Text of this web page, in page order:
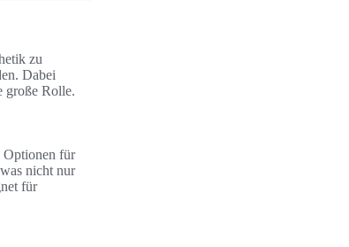
zu
Dabei
große Rolle.
Optionen für
nicht nur
für